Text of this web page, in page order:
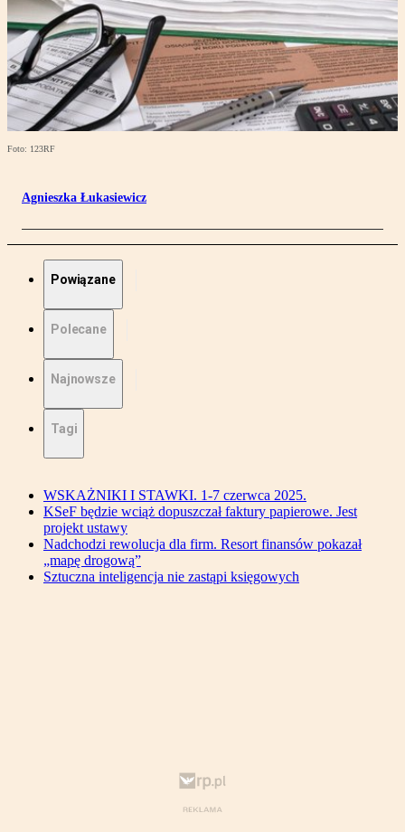
Foto: 123RF
Agnieszka Łukasiewicz
Powiązane
Polecane
Najnowsze
Tagi
WSKAŻNIKI I STAWKI. 1-7 czerwca 2025.
KSeF będzie wciąż dopuszczał faktury papierowe. Jest
projekt ustawy
Nadchodzi rewolucja dla firm. Resort finansów pokazał
„mapę drogową”
Sztuczna inteligencja nie zastąpi księgowych